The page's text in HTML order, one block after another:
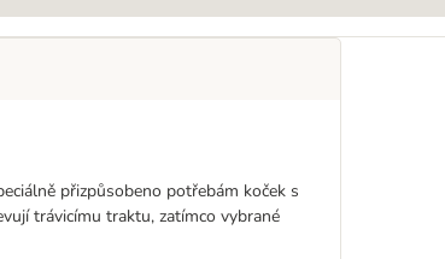
přizpůsobeno potřebám koček s
trávicímu traktu, zatímco vybrané